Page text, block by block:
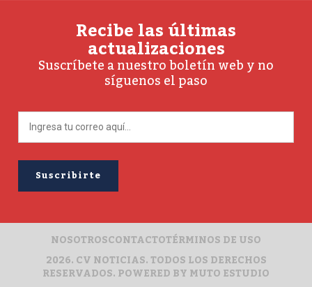
Recibe las últimas
actualizaciones
Suscríbete a nuestro boletín web y no
síguenos el paso
2026. CV NOTICIAS. TODOS LOS DERECHOS
RESERVADOS. POWERED BYMUTO ESTUDIO
NOSOTROSCONTACTOTÉRMINOS DE USO